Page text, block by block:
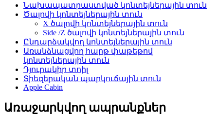
Նախապատրաստված կոնտեյներային տուն
Ծալովի կոնտեյներային տուն
X ծալովի կոնտեյներային տուն
Side /Z ծալովի կոնտեյներային տուն
Ընդարձակվող կոնտեյներային տուն
Առանձնացվող հարթ փաթեթով
կոնտեյներային տուն
Դյուրակիր տոիլ
Տիեզերական պարկուճային տուն
Apple Cabin
Առաջարկվող ապրանքներ